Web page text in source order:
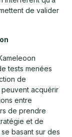
de valider
tests menées
de
peuvent acquérir
entre
de prendre
et de
basant sur des